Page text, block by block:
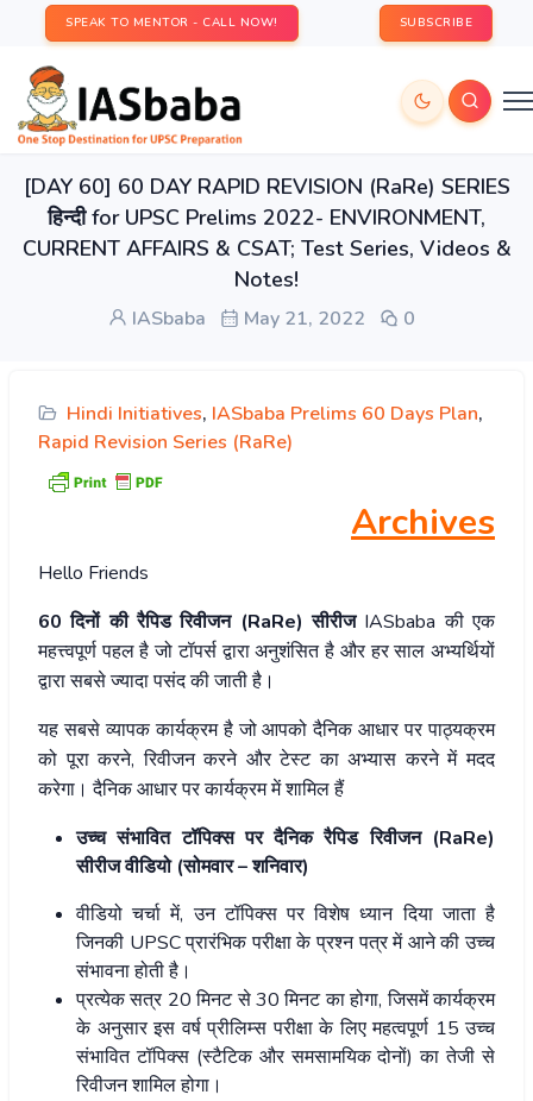
SPEAK TO MENTOR - CALL NOW! SUBSCRIBE
[DAY 60] 60 DAY RAPID REVISION (RaRe) SERIES
हिन्दी for UPSC Prelims 2022- ENVIRONMENT,
CURRENT AFFAIRS & CSAT; Test Series, Videos &
Notes!
IASbaba May 21, 2022 0
Hindi Initiatives, IASbaba Prelims 60 Days Plan,
Rapid Revision Series (RaRe)
Archives
Hello Friends
60 दिनों की रैपिड रिवीजन (RaRe) सीरीज IASbaba की एक
महत्त्वपूर्ण पहल है जो टॉपर्स द्वारा अनुशंसित है और हर साल अभ्यर्थियों
द्वारा सबसे ज्यादा पसंद की जाती है।
यह सबसे व्यापक कार्यक्रम है जो आपको दैनिक आधार पर पाठ्यक्रम
को पूरा करने, रिवीजन करने और टेस्ट का अभ्यास करने में मदद
करेगा। दैनिक आधार पर कार्यक्रम में शामिल हैं
उच्च संभावित टॉपिक्स पर दैनिक रैपिड रिवीजन (RaRe)
सीरीज वीडियो (सोमवार – शनिवार)
वीडियो चर्चा में, उन टॉपिक्स पर विशेष ध्यान दिया जाता है
जिनकी UPSC प्रारंभिक परीक्षा के प्रश्न पत्र में आने की उच्च
संभावना होती है।
प्रत्येक सत्र 20 मिनट से 30 मिनट का होगा, जिसमें कार्यक्रम
के अनुसार इस वर्ष प्रीलिम्स परीक्षा के लिए महत्वपूर्ण 15 उच्च
संभावित टॉपिक्स (स्टैटिक और समसामयिक दोनों) का तेजी से
रिवीजन शामिल होगा।